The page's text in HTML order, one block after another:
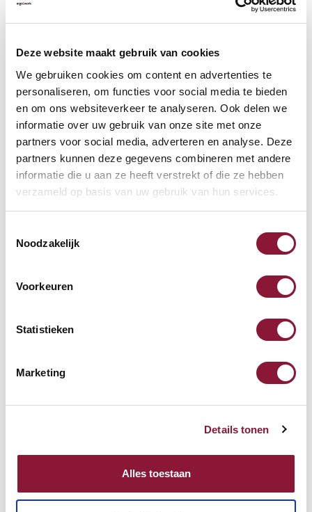
Deze website maakt gebruik van cookies
We gebruiken cookies om content en advertenties te
personaliseren, om functies voor social media te bieden
en om ons websiteverkeer te analyseren. Ook delen we
informatie over uw gebruik van onze site met onze
partners voor social media, adverteren en analyse. Deze
partners kunnen deze gegevens combineren met andere
informatie die u aan ze heeft verstrekt of die ze hebben
verzameld op basis van uw gebruik van hun services.
Noodzakelijk
Voorkeuren
Statistieken
Marketing
Details tonen
Alles toestaan
FUSSRING ?
FUSSRING AUS POLIERTEM ALUMINIUM ?
Verfügbar
Auf der Suche nach Stückzahlen? Machen Sie Ihren Arbeitsplatz
komplett und fordern Sie direkt ein individuelles Angebot an.